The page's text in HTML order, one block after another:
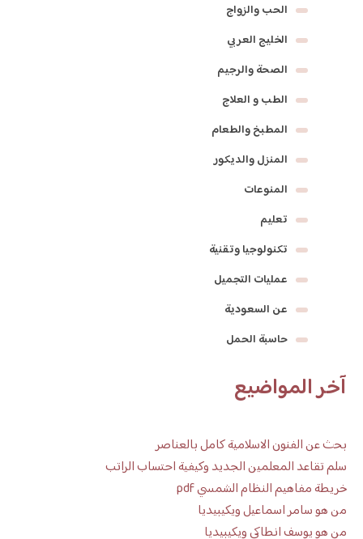
الحب والزواج
الخليج العربي
الصحة والرجيم
الطب و العلاج
المطبخ والطعام
المنزل والديكور
المنوعات
تعليم
تكنولوجيا وتقنية
عمليات التجميل
عن السعودية
حاسبة الحمل
آخر المواضيع
بحث عن الفنون الاسلامية كامل بالعناصر
سلم تقاعد المعلمين الجديد وكيفية احتساب الراتب
خريطة مفاهيم النظام الشمسي pdf
من هو سامر اسماعيل ويكيبيديا
من هو يوسف انطاكي ويكيبيديا